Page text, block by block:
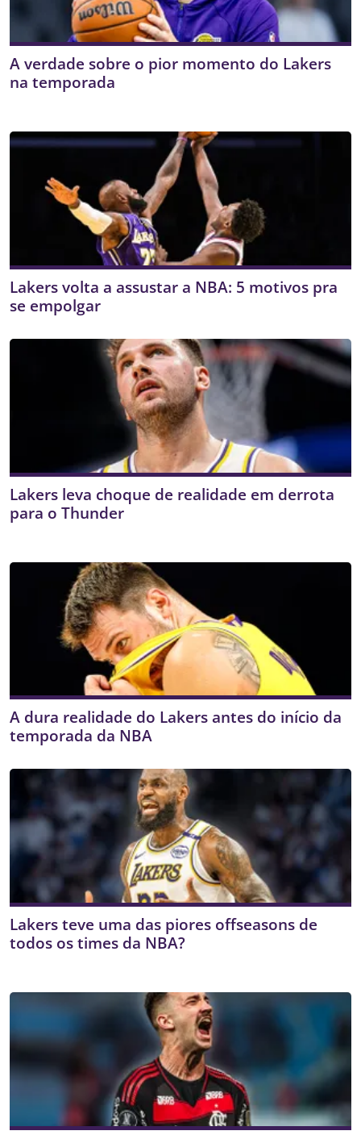
A verdade sobre o pior momento do Lakers
na temporada
Lakers volta a assustar a NBA: 5 motivos pra
se empolgar
Lakers leva choque de realidade em derrota
para o Thunder
A dura realidade do Lakers antes do início da
temporada da NBA
Lakers teve uma das piores offseasons de
todos os times da NBA?